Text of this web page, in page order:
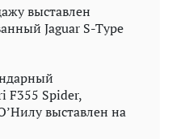
выставлен
Jaguar S-Type
F355 Spider,
выставлен на